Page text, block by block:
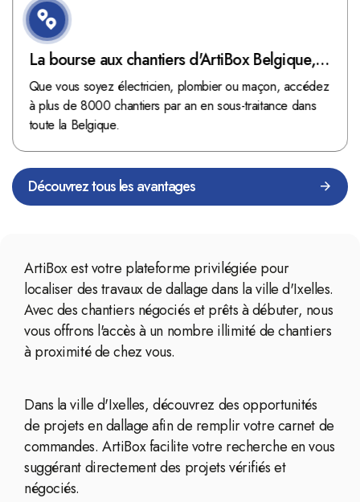
La bourse aux chantiers d'ArtiBox Belgique,
véritable mine d'or !
Que vous soyez électricien, plombier ou maçon, accédez
à plus de 8000 chantiers par an en sous-traitance dans
toute la Belgique.
Découvrez tous les avantages
ArtiBox est votre plateforme privilégiée pour
localiser des travaux de dallage dans la ville d'Ixelles.
Avec des chantiers négociés et prêts à débuter, nous
vous offrons l'accès à un nombre illimité de chantiers
à proximité de chez vous.
Dans la ville d'Ixelles, découvrez des opportunités
de projets en dallage afin de remplir votre carnet de
commandes. ArtiBox facilite votre recherche en vous
suggérant directement des projets vérifiés et
négociés.